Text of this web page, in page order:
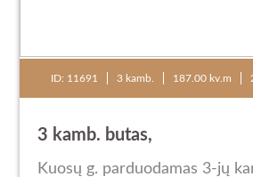
ID: 11691 3 kamb. 187.00 kv.m
3 kamb. butas,
Kuosų g. parduodamas 3-jų